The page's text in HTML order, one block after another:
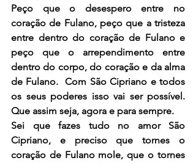
Peço que o desespero entre no
coração de Fulano, peço que a tristeza
entre dentro do coração de Fulano e
peço que o arrependimento entre
dentro do corpo, do coração e da alma
de Fulano.  Com São Cipriano e todos
os seus poderes isso vai ser possível.
Que assim seja, agora e para sempre.
Sei que fazes tudo no amor São
Cipriano, e preciso que tornes o
coração de Fulano mole, que o tornes